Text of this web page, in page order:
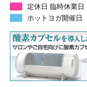
定休日 臨時休業日
ホットヨガ開催日